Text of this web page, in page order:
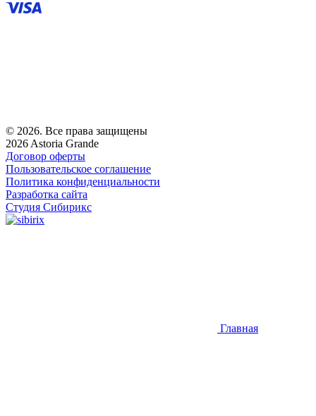
© 2026. Все права защищены
2026 Astoria Grande
Договор оферты
Пользовательское соглашение
Политика конфиденциальности
Разработка сайта
Студия Сибирикс
Главная